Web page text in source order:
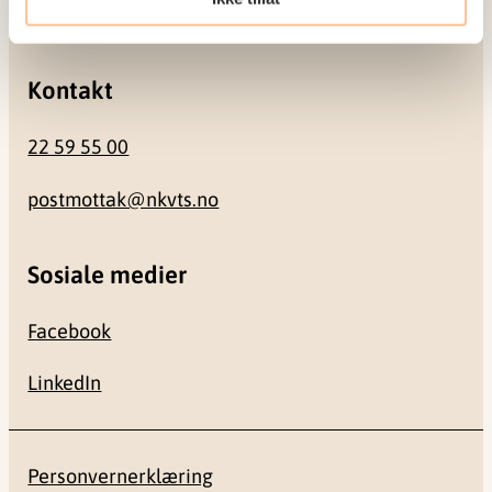
Kontakt
22 59 55 00
postmottak@nkvts.no
Sosiale medier
Facebook
LinkedIn
Personvernerklæring